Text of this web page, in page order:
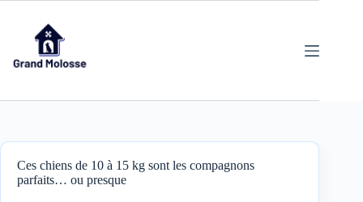
Ces chiens de 10 à 15 kg sont les compagnons
parfaits… ou presque